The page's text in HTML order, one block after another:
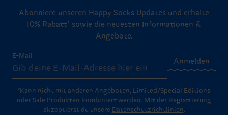
Abonniere unseren Happy Socks Updates und erhalte
10% Rabatt* sowie die neuesten Informationen &
Angebote.
E-Mail
Anmelden
*Kann nicht mit anderen Angeboten, Limited/Special Editions
oder Sale Produkten kombiniert werden. Mit der Registrierung
akzeptierst du unsere Datenschutzrichtlinien.